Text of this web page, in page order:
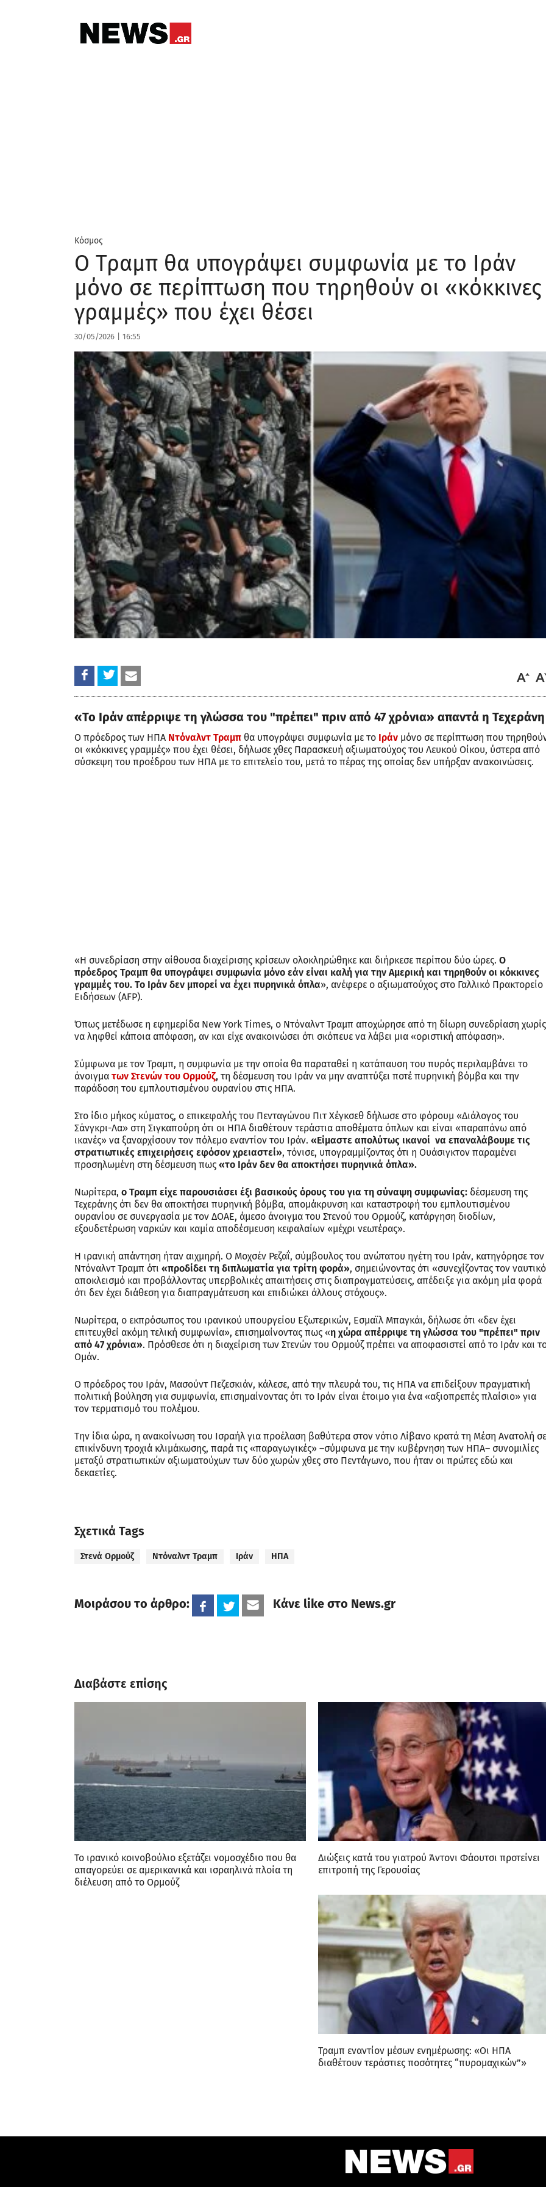
Κόσμος
Ο Τραμπ θα υπογράψει συμφωνία με το Ιράν
μόνο σε περίπτωση που τηρηθούν οι «κόκκινες
γραμμές» που έχει θέσει
30/05/2026 16:55
«Το Ιράν απέρριψε τη γλώσσα του "πρέπει" πριν από 47 χρόνια» απαντά η Τεχεράνη
Ο πρόεδρος των ΗΠΑ Ντόναλντ Τραμπ θα υπογράψει συμφωνία με το Ιράν μόνο σε περίπτωση που
οι «κόκκινες γραμμές» που έχει θέσει, δήλωσε χθες Παρασκευή αξιωματούχος του Λευκού Οίκου, ύστερα από
σύσκεψη του προέδρου των ΗΠΑ με το επιτελείο του, μετά το πέρας της οποίας δεν υπήρξαν ανακοινώσεις.
«Η συνεδρίαση στην αίθουσα διαχείρισης κρίσεων ολοκληρώθηκε και διήρκεσε περίπου δύο ώρες. Ο
πρόεδρος Τραμπ θα υπογράψει συμφωνία μόνο εάν είναι καλή για την Αμερική και τηρηθούν οι κόκκινες
γραμμές του. Το Ιράν δεν μπορεί να έχει πυρηνικά όπλα», ανέφερε ο αξιωματούχος στο Γαλλικό Πρακτορείο
Ειδήσεων (AFP).
Όπως μετέδωσε η εφημερίδα New York Times, ο Ντόναλντ Τραμπ αποχώρησε από τη δίωρη συνεδρίαση χωρίς
να ληφθεί κάποια απόφαση, αν και είχε ανακοινώσει ότι σκόπευε να λάβει μια «οριστική απόφαση».
Σύμφωνα με τον Τραμπ, η συμφωνία με την οποία θα παραταθεί η κατάπαυση του πυρός περιλαμβάνει το
άνοιγμα των Στενών του Ορμούζ, τη δέσμευση του Ιράν να μην αναπτύξει ποτέ πυρηνική βόμβα και την
παράδοση του εμπλουτισμένου ουρανίου στις ΗΠΑ.
Στο ίδιο μήκος κύματος, ο επικεφαλής του Πενταγώνου Πιτ Χέγκσεθ δήλωσε στο φόρουμ «Διάλογος του
Σάνγκρι-Λα» στη Σιγκαπούρη ότι οι ΗΠΑ διαθέτουν τεράστια αποθέματα όπλων και είναι «παραπάνω από
ικανές» να ξαναρχίσουν τον πόλεμο εναντίον του Ιράν. «Είμαστε απολύτως ικανοί να επαναλάβουμε τις
στρατιωτικές επιχειρήσεις εφόσον χρειαστεί», τόνισε, υπογραμμίζοντας ότι η Ουάσιγκτον παραμένει
προσηλωμένη στη δέσμευση πως «το Ιράν δεν θα αποκτήσει πυρηνικά όπλα».
Νωρίτερα, ο Τραμπ είχε παρουσιάσει έξι βασικούς όρους του για τη σύναψη συμφωνίας: δέσμευση της
Τεχεράνης ότι δεν θα αποκτήσει πυρηνική βόμβα, απομάκρυνση και καταστροφή του εμπλουτισμένου
ουρανίου σε συνεργασία με τον ΔΟΑΕ, άμεσο άνοιγμα του Στενού του Ορμούζ, κατάργηση διοδίων,
εξουδετέρωση ναρκών και καμία αποδέσμευση κεφαλαίων «μέχρι νεωτέρας».
Η ιρανική απάντηση ήταν αιχμηρή. Ο Μοχσέν Ρεζαΐ, σύμβουλος του ανώτατου ηγέτη του Ιράν, κατηγόρησε τον
Ντόναλντ Τραμπ ότι «προδίδει τη διπλωματία για τρίτη φορά», σημειώνοντας ότι «συνεχίζοντας τον ναυτικό
αποκλεισμό και προβάλλοντας υπερβολικές απαιτήσεις στις διαπραγματεύσεις, απέδειξε για ακόμη μία φορά
ότι δεν έχει διάθεση για διαπραγμάτευση και επιδιώκει άλλους στόχους».
Νωρίτερα, ο εκπρόσωπος του ιρανικού υπουργείου Εξωτερικών, Εσμαϊλ Μπαγκάι, δήλωσε ότι «δεν έχει
επιτευχθεί ακόμη τελική συμφωνία», επισημαίνοντας πως «η χώρα απέρριψε τη γλώσσα του "πρέπει" πριν
από 47 χρόνια». Πρόσθεσε ότι η διαχείριση των Στενών του Ορμούζ πρέπει να αποφασιστεί από το Ιράν και
Ομάν.
Ο πρόεδρος του Ιράν, Μασούντ Πεζεσκιάν, κάλεσε, από την πλευρά του, τις ΗΠΑ να επιδείξουν πραγματική
πολιτική βούληση για συμφωνία, επισημαίνοντας ότι το Ιράν είναι έτοιμο για ένα «αξιοπρεπές πλαίσιο» για
τον τερματισμό του πολέμου.
Την ίδια ώρα, η ανακοίνωση του Ισραήλ για προέλαση βαθύτερα στον νότιο Λίβανο κρατά τη Μέση Ανατολή σε
επικίνδυνη τροχιά κλιμάκωσης, παρά τις «παραγωγικές» –σύμφωνα με την κυβέρνηση των ΗΠΑ– συνομιλίες
μεταξύ στρατιωτικών αξιωματούχων των δύο χωρών χθες στο Πεντάγωνο, που ήταν οι πρώτες εδώ και
δεκαετίες.
Σχετικά Tags
Στενά Ορμούζ Ντόναλντ Τραμπ Ιράν ΗΠΑ
Μοιράσου το άρθρο: Κάνε like στο News.gr
Διαβάστε επίσης
Το ιρανικό κοινοβούλιο εξετάζει νομοσχέδιο που θα
απαγορεύει σε αμερικανικά και ισραηλινά πλοία τη
διέλευση από το Ορμούζ
Διώξεις κατά του γιατρού Άντονι Φάουτσι προτείνει
επιτροπή της Γερουσίας
Τραμπ εναντίον μέσων ενημέρωσης: «Οι ΗΠΑ
διαθέτουν τεράστιες ποσότητες “πυρομαχικών”»